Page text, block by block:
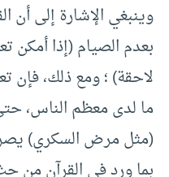
وينبغي الإشارة إلى أن
بعدم الصيام (إذا أمكن
لاحقة) ؛ ومع ذلك،
ما لدى معظم الناس،
(مثل مرض السكري)
بما ورد في القرآن من